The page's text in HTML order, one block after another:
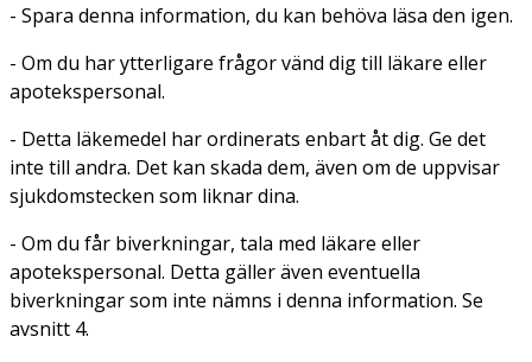
- Spara denna information, du kan behöva läsa den igen.
- Om du har ytterligare frågor vänd dig till läkare eller
apotekspersonal.
- Detta läkemedel har ordinerats enbart åt dig. Ge det
inte till andra. Det kan skada dem, även om de uppvisar
sjukdomstecken som liknar dina.
- Om du får biverkningar, tala med läkare eller
apotekspersonal. Detta gäller även eventuella
biverkningar som inte nämns i denna information. Se
avsnitt 4.